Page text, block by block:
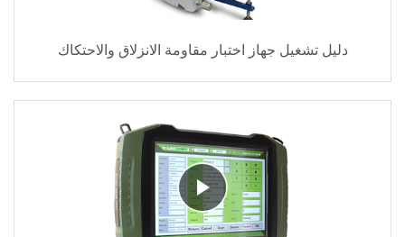
دليل تشغيل جهاز اختبار مقاومة الانزلاق والاحتكاك